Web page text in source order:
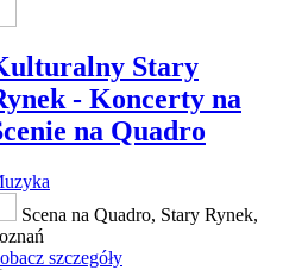
Stary
- Koncerty na
na Quadro
Scena na Quadro, Stary Rynek,
szczegóły